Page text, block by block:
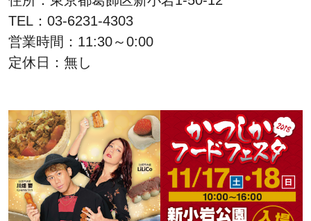
TEL：03-6231-4303
営業時間：11:30～0:00
定休日：無し